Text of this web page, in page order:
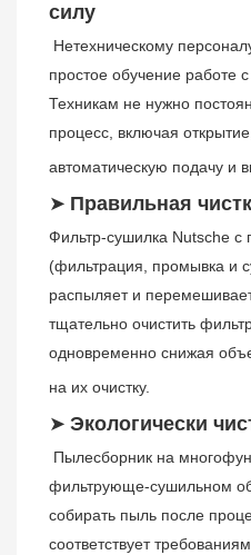
силу
Нетехническому
простое обучение работе
Техникам не нужно
процесс, включая
автоматическую подачу и
➤ Правильная
Фильтр-сушилка Nutsche
(фильтрация, промывка и
распыляет и
тщательно очистить
одновременно снижая
на их очистку.
➤ Экологически
Пылесборник на
фильтрующе-сушильном
собирать пыль после
соответствует